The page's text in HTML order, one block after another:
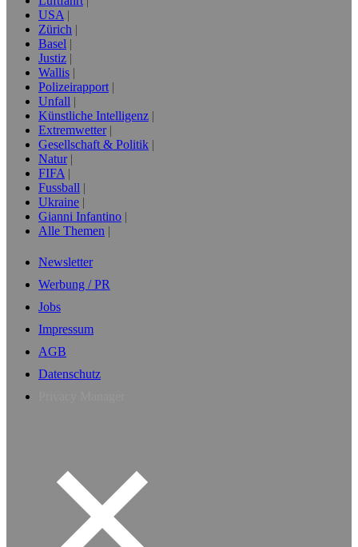
USA
Zürich
Basel
Justiz
Wallis
Polizeirapport
Unfall
Künstliche Intelligenz
Extremwetter
Gesellschaft & Politik
Natur
FIFA
Fussball
Ukraine
Gianni Infantino
Alle Themen
Newsletter
Werbung / PR
Jobs
Impressum
AGB
Datenschutz